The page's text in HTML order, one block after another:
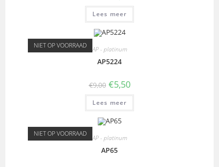
Lees meer
NIET OP VOORRAAD AP - platinum
AP5224
€9,00 €5,50
Lees meer
NIET OP VOORRAAD AP - platinum
AP65